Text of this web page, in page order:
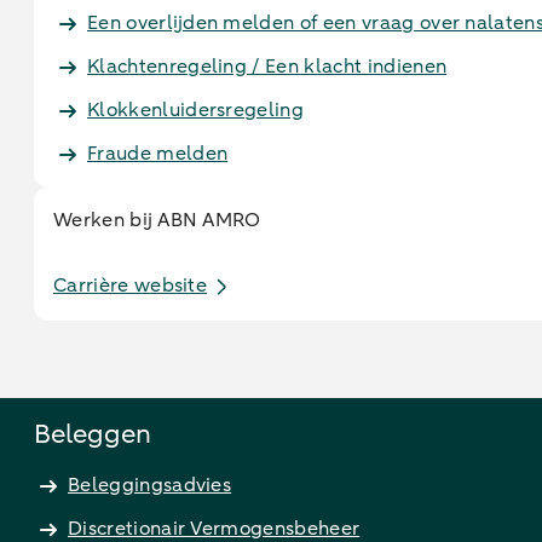
Een overlijden melden of een vraag over
Klachtenregeling / Een klacht indienen
Klokkenluidersregeling
Fraude melden
Werken bij ABN AMRO
Carrière website
Beleggen
Beleggingsadvies
Discretionair Vermogensbeheer